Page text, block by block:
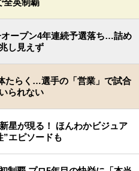
全英制覇
ープン4年連続予選落ち…詰め
し見えず
たらく…選手の「営業」で試合
られない
星が現る！ ほんわかビジュア
”エピソードも